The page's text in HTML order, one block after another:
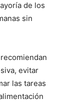
de los
sin
evitar
las tareas